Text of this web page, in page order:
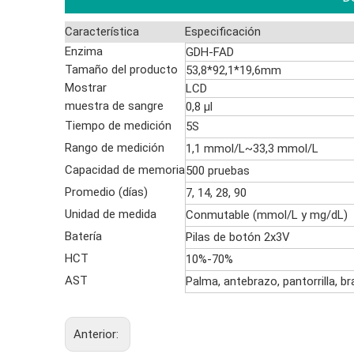
Característica
Especificación
Enzima
GDH-FAD
Tamaño del producto
53,8*92,1*19,6mm
Mostrar
LCD
muestra de sangre
0,8 µl
Tiempo de medición
5S
Rango de medición
1,1 mmol/L~33,3 mmol/L
Capacidad de memoria500 pruebas
Promedio (días)
7, 14, 28, 90
Unidad de medida
Conmutable (mmol/L y mg/dL)
Batería
Pilas de botón 2x3V
HCT
10%-70%
AST
Palma, antebrazo, pantorrilla,
Anterior: